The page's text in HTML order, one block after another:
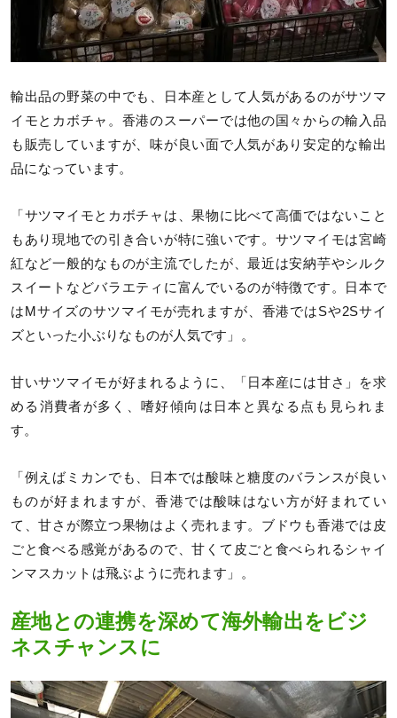
輸出品の野菜の中でも、日本産として人気があるのがサツマ
イモとカボチャ。香港のスーパーでは他の国々からの輸入品
も販売していますが、味が良い面で人気があり安定的な輸出
品になっています。
「サツマイモとカボチャは、果物に比べて高価ではないこと
もあり現地での引き合いが特に強いです。サツマイモは宮崎
紅など一般的なものが主流でしたが、最近は安納芋やシルク
スイートなどバラエティに富んでいるのが特徴です。日本で
はMサイズのサツマイモが売れますが、香港ではSや2Sサイ
ズといった小ぶりなものが人気です」。
甘いサツマイモが好まれるように、「日本産には甘さ」を求
める消費者が多く、嗜好傾向は日本と異なる点も見られま
す。
「例えばミカンでも、日本では酸味と糖度のバランスが良い
ものが好まれますが、香港では酸味はない方が好まれてい
て、甘さが際立つ果物はよく売れます。ブドウも香港では皮
ごと食べる感覚があるので、甘くて皮ごと食べられるシャイ
ンマスカットは飛ぶように売れます」。
産地との連携を深めて海外輸出をビジ
ネスチャンスに